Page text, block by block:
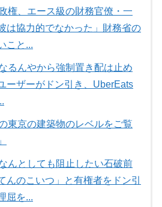
権、エース級の財務官僚・一
は協力的でなかった」財務省の
こと...
るんやから強制置き配は止め
ーザーがドン引き、UberEats
東京の建築物のレベルをご覧
んとしても阻止したい石破前
んのこいつ」と有権者をドン引
屈を...